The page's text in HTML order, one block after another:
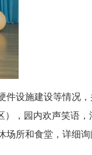
设施建设等情况，
），园内欢声笑语
场所和食堂，详细